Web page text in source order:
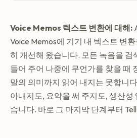
Voice Memos 텍스트 변환에 대해:
Voice Memos에 기기 내 텍스트 변
히 개선해 왔습니다. 모든 녹음을 검
들어 주어 나중에 무언가를 찾을 때
말의 의미까지 읽어 내지는 못합니
아내지도, 요약을 써 주지도, 생산성
습니다. 바로 그 마지막 단계부터